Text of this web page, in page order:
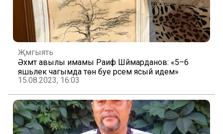
Җәмгыять
Әхмәт авылы имамы Раиф Шәймарданов: «5–6
яшьлек чагымда төн буе рәсем ясый идем»
15.08.2023, 16:03